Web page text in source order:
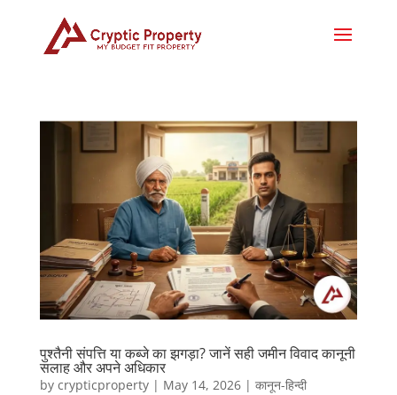
पुश्तैनी संपत्ति या कब्जे का झगड़ा? जानें सही जमीन विवाद कानूनी
सलाह और अपने अधिकार
by crypticproperty| May 14, 2026| कानून-हिन्दी